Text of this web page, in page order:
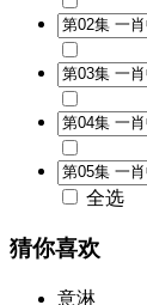
全选
猜你喜欢
意淋